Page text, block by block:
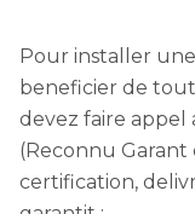
Pour installer
beneficier de
devez faire appel
(Reconnu
certification,